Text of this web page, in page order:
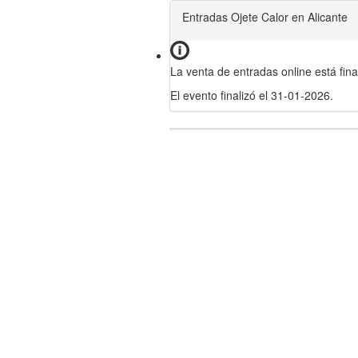
Entradas Ojete Calor en Alicante
La venta de entradas online está
El evento finalizó el 31-01-2026.